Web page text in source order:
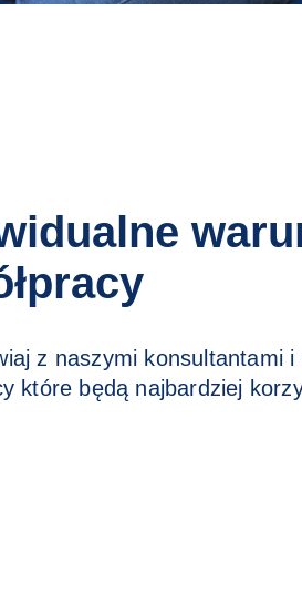
z naszymi konsultantami i
które będą najbardziej